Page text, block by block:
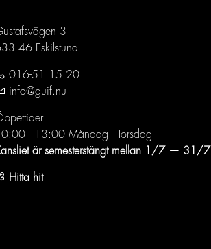
3
46 Eskilstuna
016-51 15 20
info@guif.nu
10:00 - 13:00 Måndag - Torsdag
är semesterstängt mellan 1/7 — 31/7
Hitta hit